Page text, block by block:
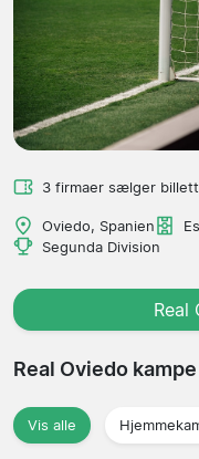
3 firmaer sælger
Oviedo, Spanien
Segunda Division
Real
Real Oviedo kampe
Vis alle